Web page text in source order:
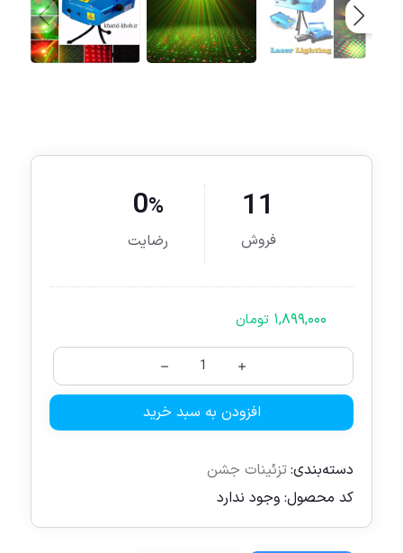
11
فروش
0%
رضایت
۱,۸۹۹,۰۰۰ تومان
افزودن به سبد خرید
دسته‌بندی:تزئینات جشن
کد محصول: وجود ندارد